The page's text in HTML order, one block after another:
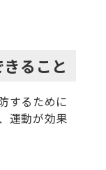
ること
するために
運動が効果